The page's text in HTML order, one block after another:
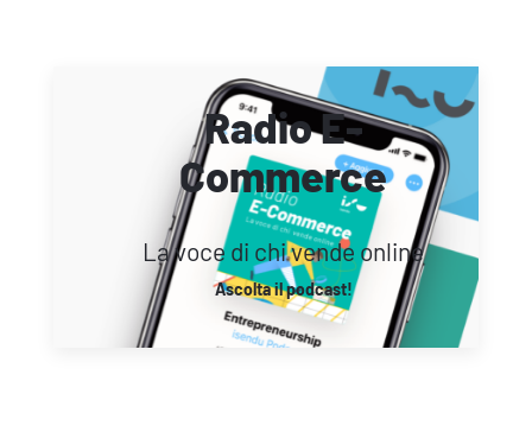
Radio E-
Commerce
La voce di chi vende online
Ascolta il podcast!